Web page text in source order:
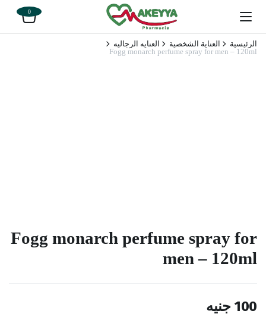
0
الرئيسية العناية الشخصية
العنايه الرجاليه
Fogg monarch perfume spray for men – 120ml
Fogg monarch perfume spray for
men – 120ml
100 جنيه